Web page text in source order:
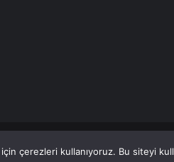
HaberlerCanlı Haber'den
çerezleri kullanıyoruz. Bu siteyi